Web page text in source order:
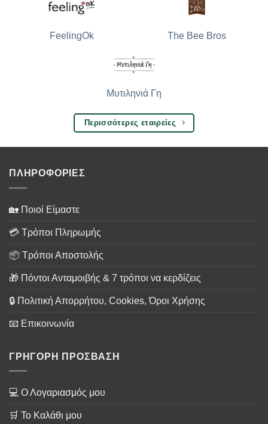
FeelingOk The Bee Bros
Μυτιληνιά Γη
Περισσότερες εταιρείες
ΠΛΗΡΟΦΟΡΙΕΣ
🏡 Ποιοί Είμαστε
💳 Τρόποι Πληρωμής
📦 Τρόποι Αποστολής
🎁 Πόντοι Ανταμοιβής & 7 τρόποι να κερδίζεις
🔒 Πολιτική Απορρήτου, Cookies, Όροι Χρήσης
📧 Επικοινωνία
ΓΡΗΓΟΡΗ ΠΡΟΣΒΑΣΗ
💻 Ο Λογαριασμός μου
🛒 Το Καλάθι μου